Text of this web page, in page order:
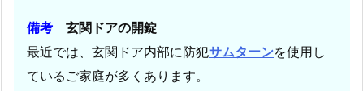
プ
レ
オ
備考 玄関ドアの開錠
最近では、玄関ドア内部に防犯サムターンを使用し
ているご家庭が多くあります。